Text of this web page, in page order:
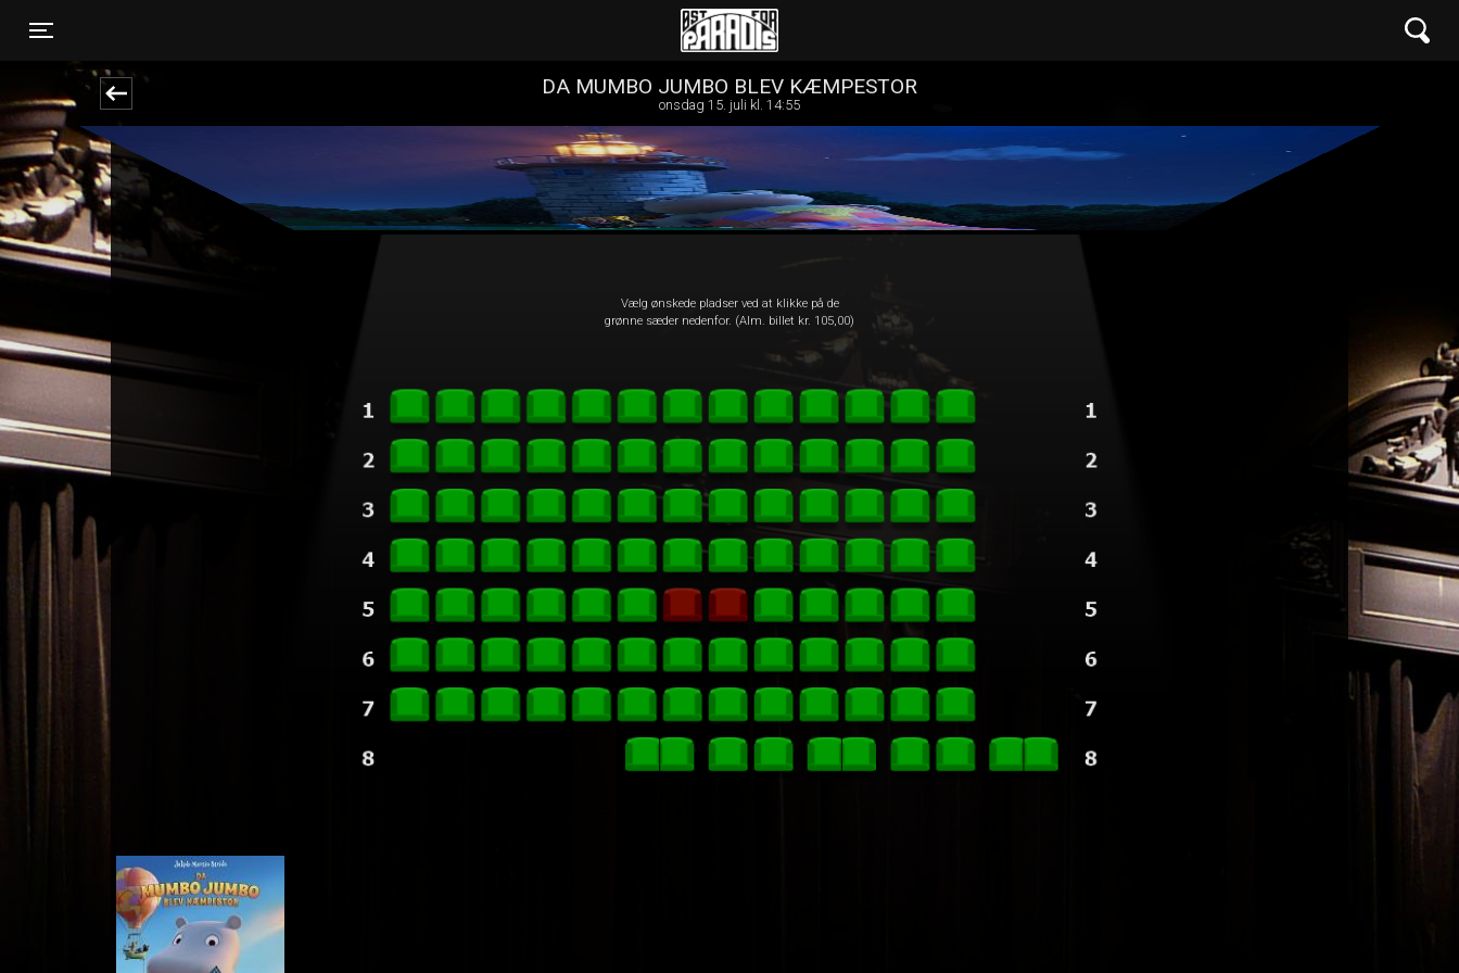
Øst for Paradis
DA MUMBO JUMBO BLEV KÆMPESTOR
onsdag 15. juli kl. 14:55
Vælg ønskede pladser ved at klikke på de
grønne sæder nedenfor. (Alm. billet kr. 105,00)
1step-front02 035833